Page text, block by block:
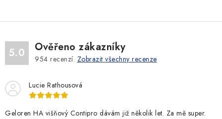
5.0 Ověřeno zákazníky
954 recenzí. Zobrazit všechny recenze
Lucie Rathousová
Geloren HA višňový Contipro dávám již několik let. Za mě super.